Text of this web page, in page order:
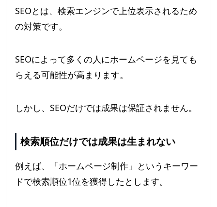
SEOとは、検索エンジンで上位表示されるため
の対策です。
SEOによって多くの人にホームページを見ても
らえる可能性が高まります。
しかし、SEOだけでは成果は保証されません。
検索順位だけでは成果は生まれない
例えば、「ホームページ制作」というキーワー
ドで検索順位1位を獲得したとします。